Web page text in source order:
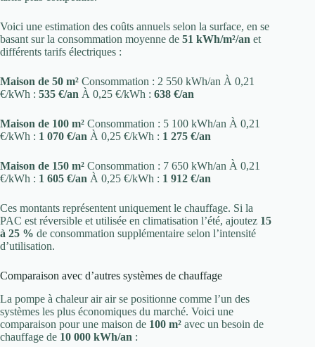
Voici une estimation des coûts annuels selon la surface, en se
basant sur la consommation moyenne de 51 kWh/m²/an et
différents tarifs électriques :
Maison de 50 m² Consommation : 2 550 kWh/an À 0,21
€/kWh : 535 €/an À 0,25 €/kWh : 638 €/an
Maison de 100 m² Consommation : 5 100 kWh/an À 0,21
€/kWh : 1 070 €/an À 0,25 €/kWh : 1 275 €/an
Maison de 150 m² Consommation : 7 650 kWh/an À 0,21
€/kWh : 1 605 €/an À 0,25 €/kWh : 1 912 €/an
Ces montants représentent uniquement le chauffage. Si la
PAC est réversible et utilisée en climatisation l’été, ajoutez 15
à 25 % de consommation supplémentaire selon l’intensité
d’utilisation.
Comparaison avec d’autres systèmes de chauffage
La pompe à chaleur air air se positionne comme l’un des
systèmes les plus économiques du marché. Voici une
comparaison pour une maison de 100 m² avec un besoin de
chauffage de 10 000 kWh/an :